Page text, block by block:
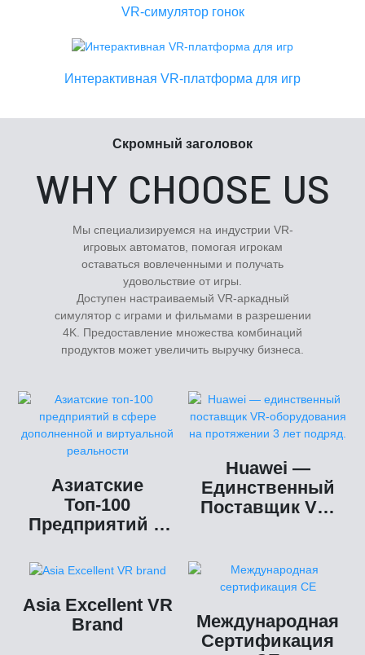
VR-симулятор гонок
Интерактивная VR-платформа для игр
Скромный заголовок
WHY CHOOSE US
Мы специализируемся на индустрии VR-
игровых автоматов, помогая игрокам
оставаться вовлеченными и получать
удовольствие от игры.
Доступен настраиваемый VR-аркадный
симулятор с играми и фильмами в разрешении
4K. Предоставление множества комбинаций
продуктов может увеличить выручку бизнеса.
Азиатские
Топ-100
Предприятий В
Дополненной И
Реальности
Huawei —
Единственный
Поставщик VR-
Лет Подряд.
Asia Excellent VR
Brand
Международная
Сертификация